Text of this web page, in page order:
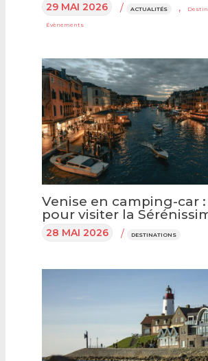
29 MAI 2026 / ACTUALITÉS ,
Évènements
Venise en camping-car
pour visiter la
28 MAI 2026 / DESTINATIONS